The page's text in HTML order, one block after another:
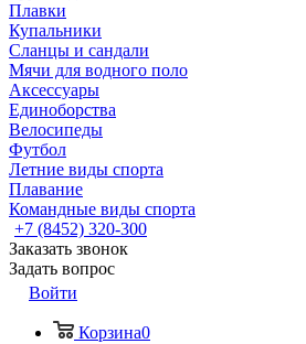
Плавки
Купальники
Сланцы и сандали
Мячи для водного поло
Аксессуары
Единоборства
Велосипеды
Футбол
Летние виды спорта
Плавание
Командные виды спорта
+7 (8452) 320-300
Заказать звонок
Задать вопрос
Войти
Корзина0